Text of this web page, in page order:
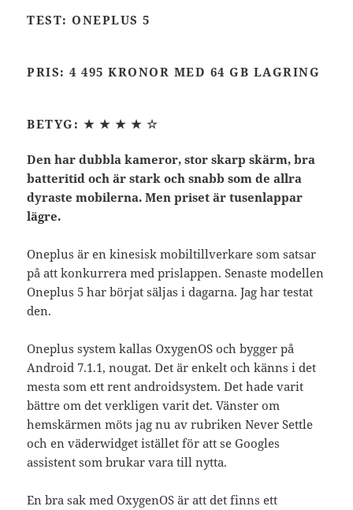
TEST: ONEPLUS 5
PRIS: 4 495 KRONOR MED 64 GB LAGRING
BETYG: ★ ★ ★ ★ ☆
Den har dubbla kameror, stor skarp skärm, bra
batteritid och är stark och snabb som de allra
dyraste mobilerna. Men priset är tusenlappar
lägre.
Oneplus är en kinesisk mobiltillverkare som satsar
på att konkurrera med prislappen. Senaste modellen
Oneplus 5 har börjat säljas i dagarna. Jag har testat
den.
Oneplus system kallas OxygenOS och bygger på
Android 7.1.1, nougat. Det är enkelt och känns i det
mesta som ett rent androidsystem. Det hade varit
bättre om det verkligen varit det. Vänster om
hemskärmen möts jag nu av rubriken Never Settle
och en väderwidget istället för att se Googles
assistent som brukar vara till nytta.
En bra sak med OxygenOS är att det finns ett